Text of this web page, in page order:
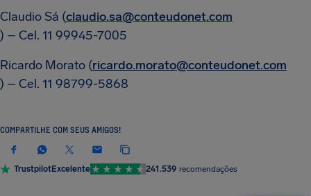
Claudio Sá (claudio.sa@conteudonet.com
) – Cel. 11 99945-7005
Ricardo Morato (ricardo.morato@conteudonet.com
) – Cel. 11 98799-5868
COMPARTILHE COM SEUS AMIGOS!
TrustpilotExcelente 241.539 recomendações